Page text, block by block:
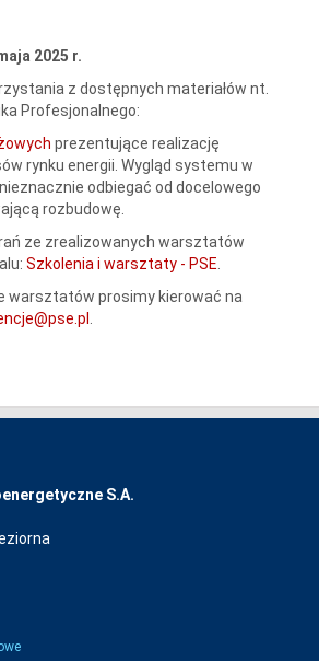
2025 r.
z dostępnych materiałów nt.
Profesjonalnego:
prezentujące realizację
rynku energii. Wygląd systemu w
odbiegać od docelowego
rozbudowę.
ze zrealizowanych warsztatów
Szkolenia i warsztaty - PSE
warsztatów prosimy kierować na
S.A.